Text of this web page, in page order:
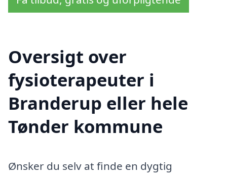
Oversigt over
fysioterapeuter i
Branderup eller hele
Tønder kommune
Ønsker du selv at finde en dygtig